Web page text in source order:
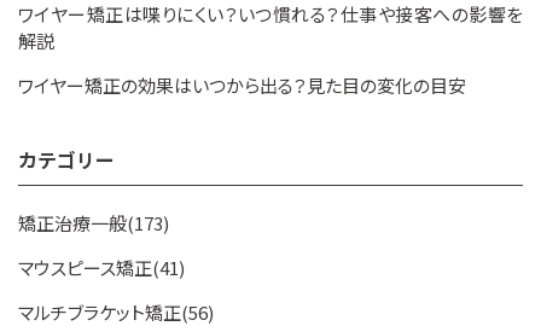
ワイヤー矯正は喋りにくい？いつ慣れる？仕事や接客への影響を
解説
ワイヤー矯正の効果はいつから出る？見た目の変化の目安
カテゴリー
矯正治療一般(173)
マウスピース矯正(41)
マルチブラケット矯正(56)